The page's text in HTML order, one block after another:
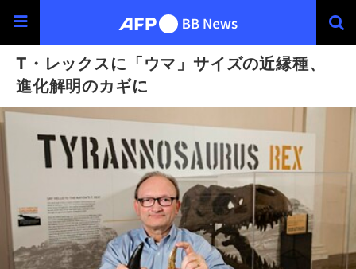
T・レックスに「ウマ」サイズの近縁種、
進化解明のカギに